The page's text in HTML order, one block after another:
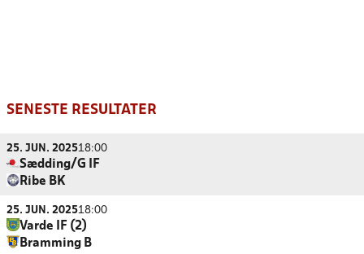
SENESTE RESULTATER
25. JUN. 202518:00
Sædding/G IF
Ribe BK
25. JUN. 202518:00
Varde IF (2)
Bramming B